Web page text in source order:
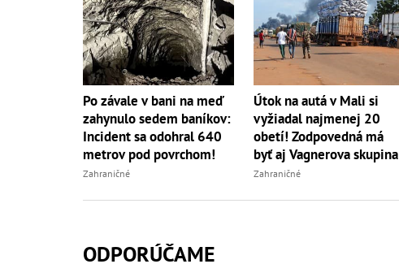
Po závale v bani na meď
zahynulo sedem baníkov:
Incident sa odohral 640
metrov pod povrchom!
Zahraničné
Útok na autá v Mali si
vyžiadal najmenej 20
obetí! Zodpovedná má
byť aj Vagnerova skupina
Zahraničné
ODPORÚČAME